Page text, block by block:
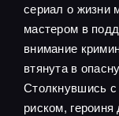
сериал о жизни
мастером в
внимание
втянута в
Столкнувшись с
риском,